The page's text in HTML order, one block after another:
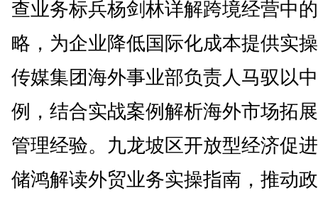
查业务标兵杨剑林详解跨境经营中
略，为企业降低国际化成本提供实
传媒集团海外事业部负责人马驭以
例，结合实战案例解析海外市场拓
管理经验。九龙坡区开放型经济促
储鸿解读外贸业务实操指南，推动